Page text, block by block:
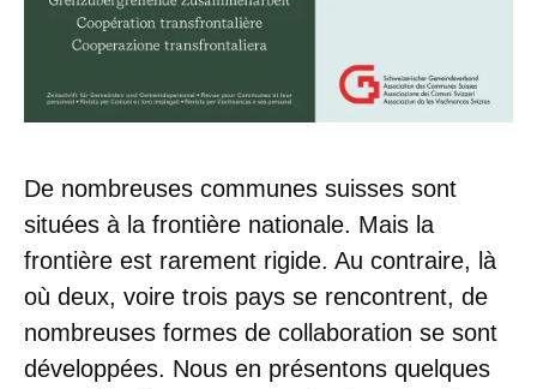
De nombreuses communes suisses sont
situées à la frontière nationale. Mais la
frontière est rarement rigide. Au contraire, là
où deux, voire trois pays se rencontrent, de
nombreuses formes de collaboration se sont
développées. Nous en présentons quelques